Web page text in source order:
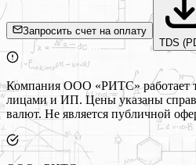
Запросить счет на оплату
TDS
Компания ООО «РИТС» работает
лицами и ИП. Цены указаны
валют. Не является публичной